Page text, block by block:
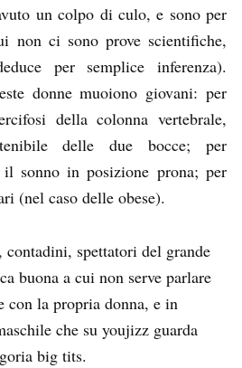
un colpo di culo, e sono per
non ci sono prove scientifiche,
per semplice inferenza).
donne muoiono giovani: per
della colonna vertebrale,
delle due bocce; per
il sonno in posizione prona; per
(nel caso delle obese).
spettatori del grande
buona a cui non serve parlare
la propria donna, e in
che su youjizz guarda
big tits.